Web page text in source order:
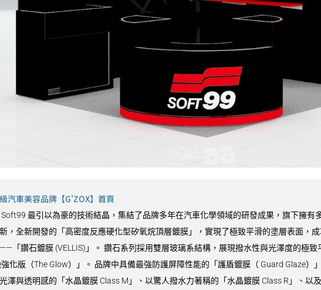
汽車美容品牌【G'ZOX】首頁
Soft99 最引以為豪的技術結晶，集結了品牌多年在汽車化學領域的研發成果，旗下擁
，全新開發的「高密度反應硬化型矽氧烷頂層鍍膜」，實現了極致平滑的塗層表面，
「鑽石鍍膜 (VELLIS)」。 鑽石系列採用雙層玻璃系結構，展現撥水性與光澤度的極
化版（The Glow）」。 品牌中具備最強防護屏障性能的「護盾鍍膜（ Guard Glaze）
澤與透明感的「水晶鍍膜 Class M」、以驚人撥水力著稱的「水晶鍍膜 Class R」、以